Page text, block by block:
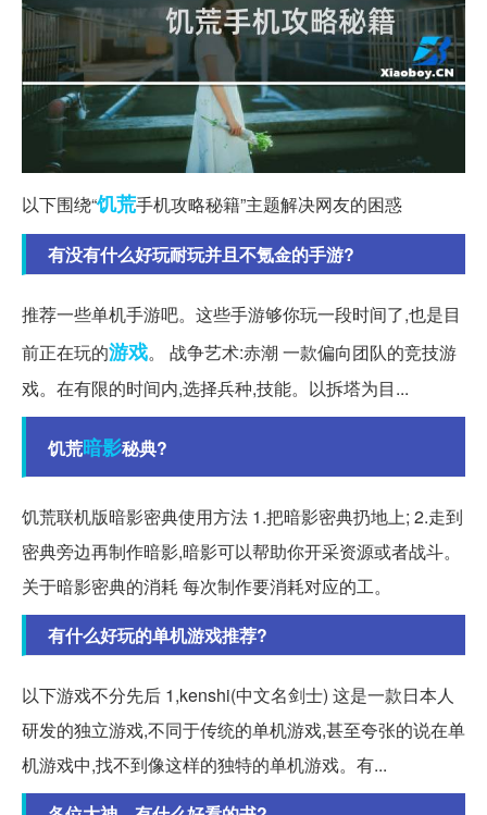
以下围绕“饥荒手机攻略秘籍”主题解决网友的困惑
有没有什么好玩耐玩并且不氪金的手游?
推荐一些单机手游吧。这些手游够你玩一段时间了,也是目
前正在玩的游戏。 战争艺术:赤潮 一款偏向团队的竞技游
戏。在有限的时间内,选择兵种,技能。以拆塔为目...
饥荒暗影秘典?
饥荒联机版暗影密典使用方法 1.把暗影密典扔地上; 2.走到
密典旁边再制作暗影,暗影可以帮助你开采资源或者战斗。
关于暗影密典的消耗 每次制作要消耗对应的工。
有什么好玩的单机游戏推荐?
以下游戏不分先后 1,kenshi(中文名剑士) 这是一款日本人
研发的独立游戏,不同于传统的单机游戏,甚至夸张的说在单
机游戏中,找不到像这样的独特的单机游戏。有...